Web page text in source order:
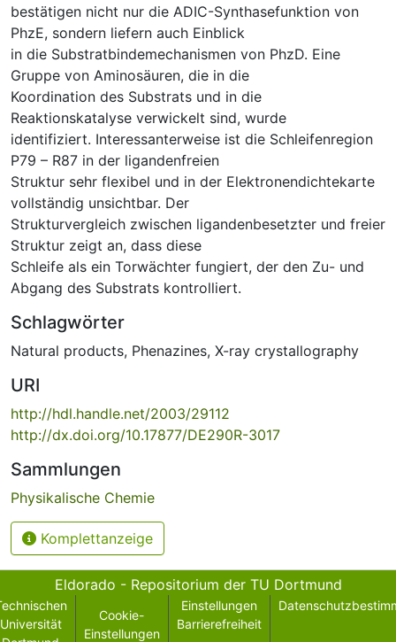
bestätigen nicht nur die ADIC-Synthasefunktion von
PhzE, sondern liefern auch Einblick
in die Substratbindemechanismen von PhzD. Eine
Gruppe von Aminosäuren, die in die
Koordination des Substrats und in die
Reaktionskatalyse verwickelt sind, wurde
identifiziert. Interessanterweise ist die Schleifenregion
P79 – R87 in der ligandenfreien
Struktur sehr flexibel und in der Elektronendichtekarte
vollständig unsichtbar. Der
Strukturvergleich zwischen ligandenbesetzter und freier
Struktur zeigt an, dass diese
Schleife als ein Torwächter fungiert, der den Zu- und
Abgang des Substrats kontrolliert.
Schlagwörter
Natural products, Phenazines, X-ray crystallography
URI
http://hdl.handle.net/2003/29112
http://dx.doi.org/10.17877/DE290R-3017
Sammlungen
Physikalische Chemie
Komplettanzeige
Eldorado - Repositorium der TU Dortmund
Universität
Cookie-
Einstellungen
Einstellungen
Barrierefreiheit